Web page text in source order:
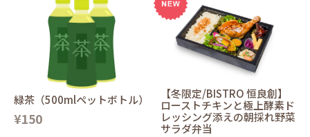
緑茶（500mlペットボトル）
¥150
【冬限定/BISTRO 恒良創】
ローストチキンと極上酵素ド
レッシング添えの朝採れ野菜
サラダ弁当